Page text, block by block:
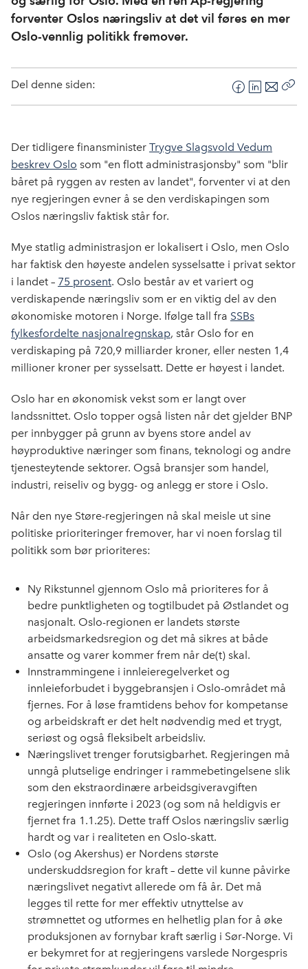
forventer Oslos næringsliv at det vil føres en mer
Oslo-vennlig politikk fremover.
Del denne siden:
F
a
e
b
o
k
L
i
k
e
E
-
o
t
Der tidligere finansminister Trygve Slagsvold Vedum
beskrev Oslo som "en flott administrasjonsby" som "blir
båret på ryggen av resten av landet", forventer vi at den
nye regjeringen evner å se den verdiskapingen som
Oslos næringsliv faktisk står for.
Mye statlig administrasjon er lokalisert i Oslo, men Oslo
har faktisk den høyeste andelen sysselsatte i privat sektor
i landet – 75 prosent. Oslo består av et variert og
verdiskapende næringsliv som er en viktig del av den
økonomiske motoren i Norge. Ifølge tall fra SSBs
fylkesfordelte nasjonalregnskap, står Oslo for en
verdiskaping på 720,9 milliarder kroner, eller nesten 1,4
millioner kroner per sysselsatt. Dette er høyest i landet.
Oslo har en økonomisk vekst som er langt over
landssnittet. Oslo topper også listen når det gjelder BNP
per innbygger på grunn av byens store andel av
høyproduktive næringer som finans, teknologi og andre
tjenesteytende sektorer. Også bransjer som handel,
industri, reiseliv og bygg- og anlegg er store i Oslo.
Når den nye Støre-regjeringen nå skal meisle ut sine
politiske prioriteringer fremover, har vi noen forslag til
politikk som bør prioriteres:
Ny Rikstunnel gjennom Oslo må prioriteres for å
bedre punktligheten og togtilbudet på Østlandet og
nasjonalt. Oslo-regionen er landets største
arbeidsmarkedsregion og det må sikres at både
ansatte og varer kommer frem når de(t) skal.
Innstrammingene i innleieregelverket og
innleieforbudet i byggebransjen i Oslo-området må
fjernes. For å løse framtidens behov for kompetanse
og arbeidskraft er det helt nødvendig med et trygt,
seriøst og også fleksibelt arbeidsliv.
Næringslivet trenger forutsigbarhet. Regjeringen må
unngå plutselige endringer i rammebetingelsene slik
som den ekstraordinære arbeidsgiveravgiften
regjeringen innførte i 2023 (og som nå heldigvis er
fjernet fra 1.1.25). Dette traff Oslos næringsliv særlig
hardt og var i realiteten en Oslo-skatt.
Oslo (og Akershus) er Nordens største
underskuddsregion for kraft – dette vil kunne påvirke
næringslivet negativt allerede om få år. Det må
legges til rette for mer effektiv utnyttelse av
strømnettet og utformes en helhetlig plan for å øke
produksjonen av fornybar kraft særlig i Sør-Norge. Vi
er bekymret for at regjeringens varslede Norgespris